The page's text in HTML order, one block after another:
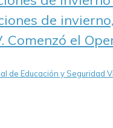
de
Comenzó el
de Educación y Seguridad